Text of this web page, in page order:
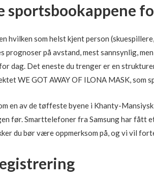
sportsbookappene
hvilken som helst kjent person
prognoser på avstand, mest sannsynlig,
dag. Det eneste du trenger er en
WE GOT AWAY OF ILONA MASK, som
en av de tøffeste byene i Khanty-
før. Smarttelefoner fra Samsung har
du bør være oppmerksom på, og vi vil